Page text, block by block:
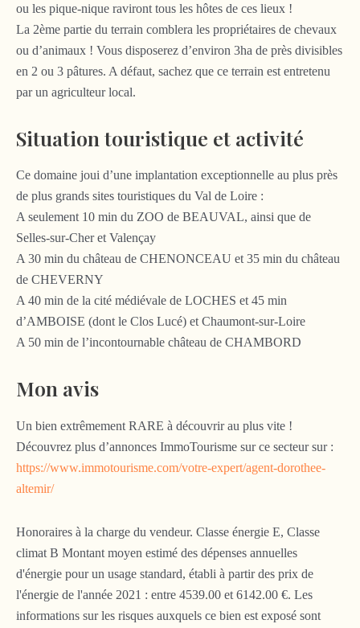
ou les pique-nique raviront tous les hôtes de ces lieux !
La 2ème partie du terrain comblera les propriétaires de chevaux
ou d’animaux ! Vous disposerez d’environ 3ha de près divisibles
en 2 ou 3 pâtures. A défaut, sachez que ce terrain est entretenu
par un agriculteur local.
Situation touristique et activité
Ce domaine joui d’une implantation exceptionnelle au plus près
de plus grands sites touristiques du Val de Loire :
A seulement 10 min du ZOO de BEAUVAL, ainsi que de
Selles-sur-Cher et Valençay
A 30 min du château de CHENONCEAU et 35 min du château
de CHEVERNY
A 40 min de la cité médiévale de LOCHES et 45 min
d’AMBOISE (dont le Clos Lucé) et Chaumont-sur-Loire
A 50 min de l’incontournable château de CHAMBORD
Mon avis
Un bien extrêmement RARE à découvrir au plus vite !
Découvrez plus d’annonces ImmoTourisme sur ce secteur sur :
https://www.immotourisme.com/votre-expert/agent-dorothee-
altemir/
Honoraires à la charge du vendeur. Classe énergie E, Classe
climat B Montant moyen estimé des dépenses annuelles
d'énergie pour un usage standard, établi à partir des prix de
l'énergie de l'année 2021 : entre 4539.00 et 6142.00 €. Les
informations sur les risques auxquels ce bien est exposé sont